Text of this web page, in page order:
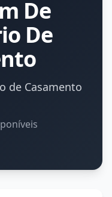
De
De
de Casamento